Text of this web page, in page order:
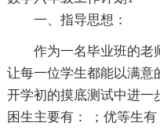
一、指导思想：
作为一名毕业班的老
让每一位学生都能以满意
开学初的摸底测试中进一
困生主要有： ；优等生